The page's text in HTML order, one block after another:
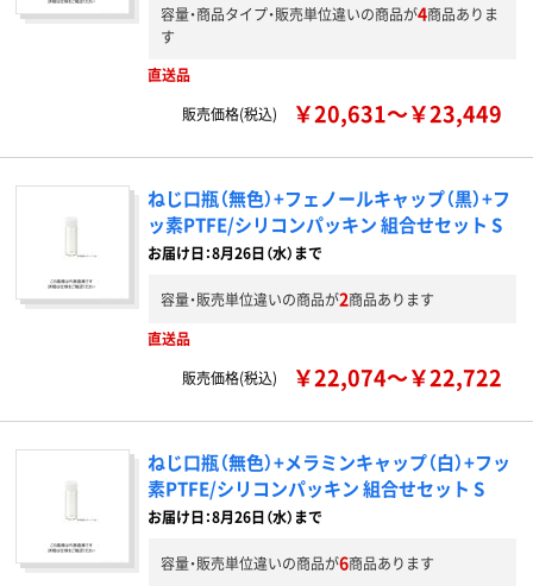
容量・商品タイプ・販売単位違いの商品が4商品ありま
す
直送品
販売価格(税込)
￥20,631～￥23,449
ねじ口瓶（無色）+フェノールキャップ（黒）+フ
ッ素PTFE/シリコンパッキン 組合せセット S
お届け日：8月26日（水）まで
容量・販売単位違いの商品が2商品あります
直送品
販売価格(税込)
￥22,074～￥22,722
ねじ口瓶（無色）+メラミンキャップ（白）+フッ
素PTFE/シリコンパッキン 組合せセット S
お届け日：8月26日（水）まで
容量・販売単位違いの商品が6商品あります